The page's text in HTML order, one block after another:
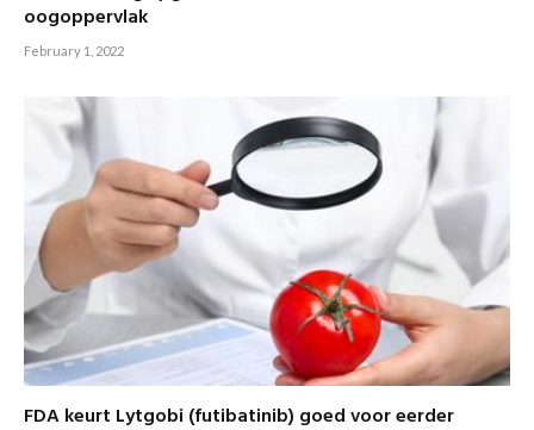
oogoppervlak
February 1, 2022
FDA keurt Lytgobi (futibatinib) goed voor eerder